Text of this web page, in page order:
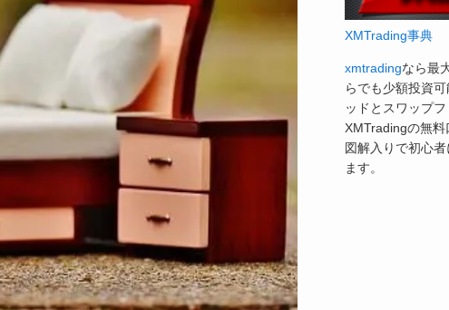
XMTrading事典
xmtradingなら最
らでも少額投資
ッドとスワップ
XMTradingの無
図解入りで初心
ます。